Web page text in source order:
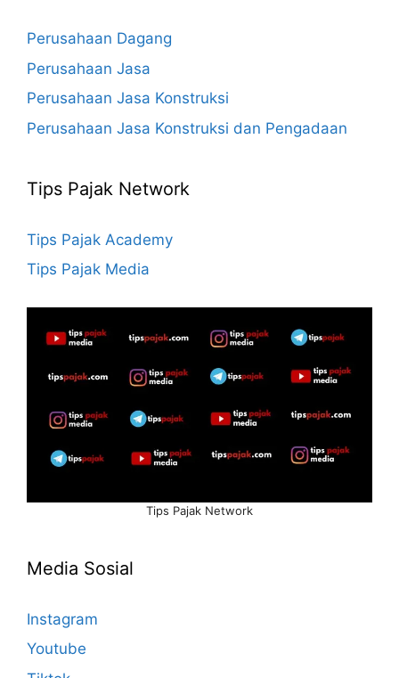
Perusahaan Dagang
Perusahaan Jasa
Perusahaan Jasa Konstruksi
Perusahaan Jasa Konstruksi dan Pengadaan
Tips Pajak Network
Tips Pajak Academy
Tips Pajak Media
Tips Pajak Network
Media Sosial
Instagram
Youtube